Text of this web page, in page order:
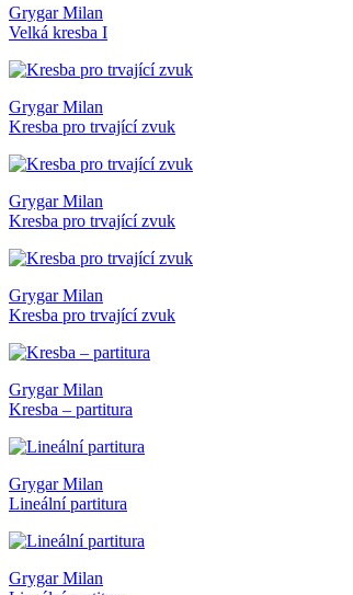
Grygar Milan
Velká kresba I
Grygar Milan
Kresba pro trvající zvuk
Grygar Milan
Kresba pro trvající zvuk
Grygar Milan
Kresba pro trvající zvuk
Grygar Milan
Kresba – partitura
Grygar Milan
Lineální partitura
Grygar Milan